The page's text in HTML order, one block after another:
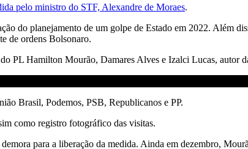
pelo ministro do STF, Alexandre de Moraes.
do planejamento de um golpe de Estado em 2022. Além
de ordens Bolsonaro.
PL Hamilton Mourão, Damares Alves e Izalci Lucas, autor
Brasil, Podemos, PSB, Republicanos e PP.
como registro fotográfico das visitas.
para a liberação da medida. Ainda em dezembro,